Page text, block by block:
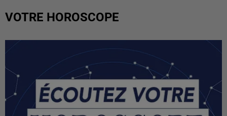
VOTRE HOROSCOPE